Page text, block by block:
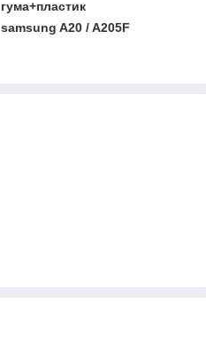
гума+пластик
samsung A20 / A205F